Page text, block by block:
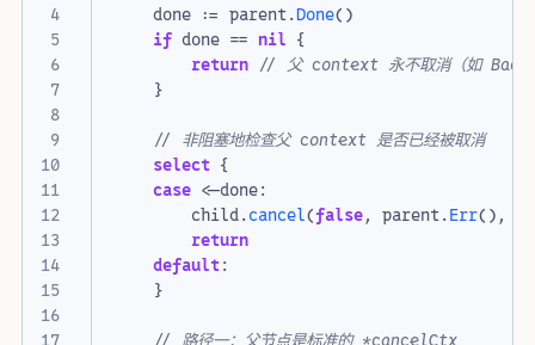
4
5
6
7
8
9
10
11
12
14
15
16
done := parent.Done()
if done == nil {
return // 父 context 永不取消（如
}
// 非阻塞地检查父 context 是否已经被取消
select {
case <-done:
child.cancel(false, parent.Err(),
return
default:
}